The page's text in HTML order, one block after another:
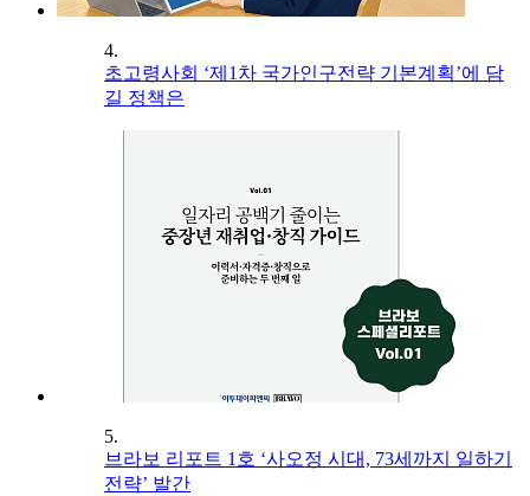
4.
초고령사회 ‘제1차 국가인구전략 기본계획’에 담
길 정책은
5.
브라보 리포트 1호 ‘사오정 시대, 73세까지 일하기
전략’ 발간